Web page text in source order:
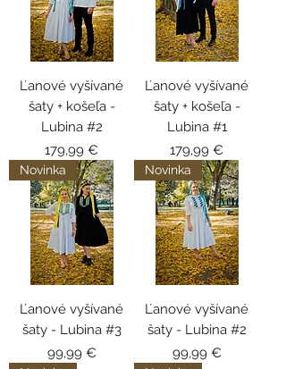
Ľanové vyšívané
šaty + košeľa -
Lubina #2
Cena
179,99 €
Ľanové vyšívané
šaty + košeľa -
Lubina #1
Cena
179,99 €
Novinka
Ľanové vyšívané
šaty - Lubina #3
Cena
99,99 €
Novinka
Ľanové vyšívané
šaty - Lubina #2
Cena
99,99 €